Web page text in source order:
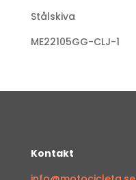
Stålskiva
ME22105GG-CLJ-1
Kontakt